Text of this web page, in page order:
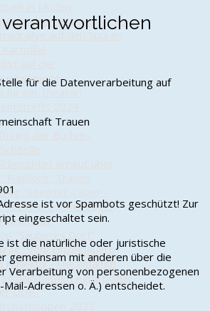
an Ort und Stelle
für ein Theater!
"Munster-Lager –
Stadt und „Ihre“ Lager
Kasernen"
"Vom Einzelbauern
Kollektiv - Die Anfänge
Agrarpolitik
DDR"
für die Datenverarbeitung auf
Trauen
ist vor Spambots geschützt! Zur
eingeschaltet sein.
ist die natürliche oder juristische
gemeinsam mit anderen über die
Verarbeitung von personenbezogenen
Mail-Adressen o. Ä.) entscheidet.